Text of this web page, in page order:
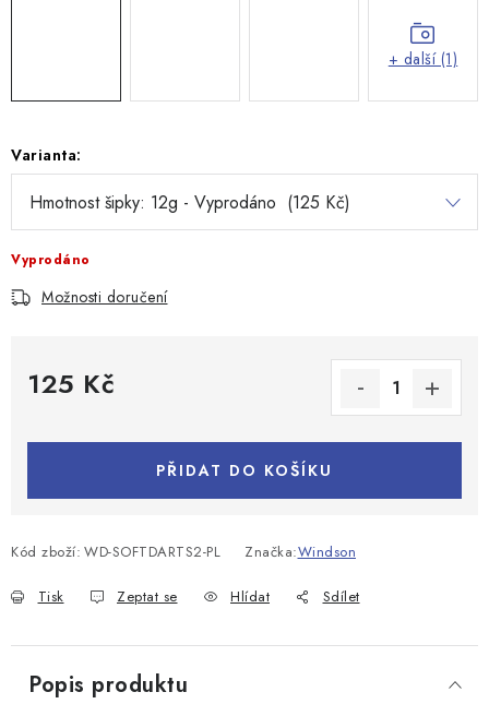
Varianta:
Vyprodáno
Možnosti doručení
125 Kč
PŘIDAT DO KOŠÍKU
Kód zboží: WD-SOFTDARTS2-PL Značka:Windson
Tisk Zeptat se Hlídat Sdílet
+ další (1)
Popis produktu